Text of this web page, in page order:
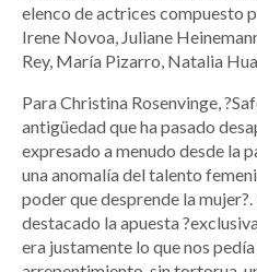
elenco de actrices compuesto
Irene Novoa, Juliane
Rey, María Pizarro, Natalia
Para Christina Rosenvinge,
antigüedad que ha pasado
expresado a menudo desde la
una anomalía del talento
poder que desprende la
destacado la apuesta
era justamente lo que nos